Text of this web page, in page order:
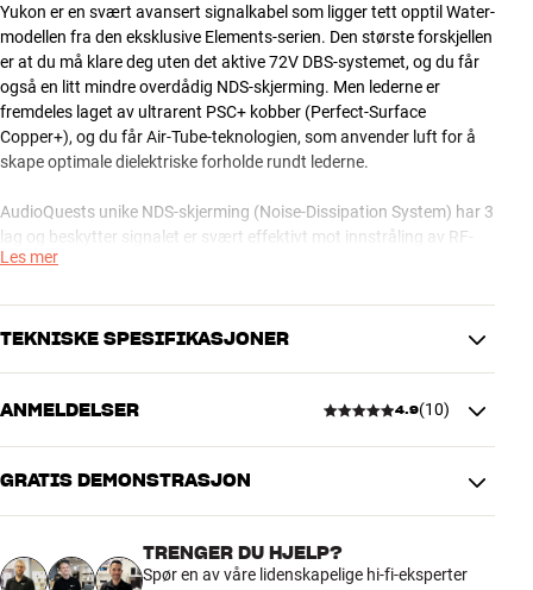
Yukon er en svært avansert signalkabel som ligger tett opptil Water-
modellen fra den eksklusive Elements-serien. Den største forskjellen
er at du må klare deg uten det aktive 72V DBS-systemet, og du får
også en litt mindre overdådig NDS-skjerming. Men lederne er
fremdeles laget av ultrarent PSC+ kobber (Perfect-Surface
Copper+), og du får Air-Tube-teknologien, som anvender luft for å
skape optimale dielektriske forholde rundt lederne.
AudioQuests unike NDS-skjerming (Noise-Dissipation System) har 3
lag og beskytter signalet er svært effektivt mot innstråling av RF-
støy. Kaldsveisede plugger i ekstra rent, sølvbelagt kobber
Yukon kan for eksempel brukes i et høykvalitets stereosystem til å
DAC eller til/fra et tilsvarende RIAA-trinn.
eller XLR-versjon.
AudioQuest. Kontakt din butikk hvis du er interessert i et
Les mer
TEKNISKE SPESIFIKASJONER
TILKOBLINGER
Støpsel RCA
PRODUKTDATA
Noise-Dissipation System
Ja
Kabel lengde (m)
3
ANMELDELSER 4.9(10)
4.9
10 anmeldelser
GRATIS DEMONSTRASJON
TRENGER DU HJELP?
Spør en av våre lidenskapelige hi-fi-eksperter